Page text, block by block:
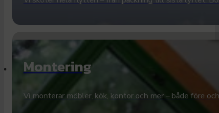
Montering
Vi monterar möbler, kök, kontor och mer – både före